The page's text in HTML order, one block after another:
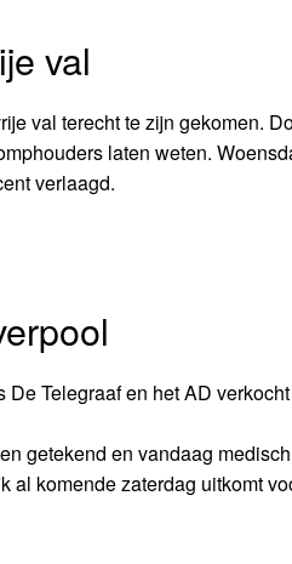
val
val terecht te zijn gekomen.
laten weten.
verlaagd.
Telegraaf en het AD
getekend en vandaag
al komende zaterdag uitkomt